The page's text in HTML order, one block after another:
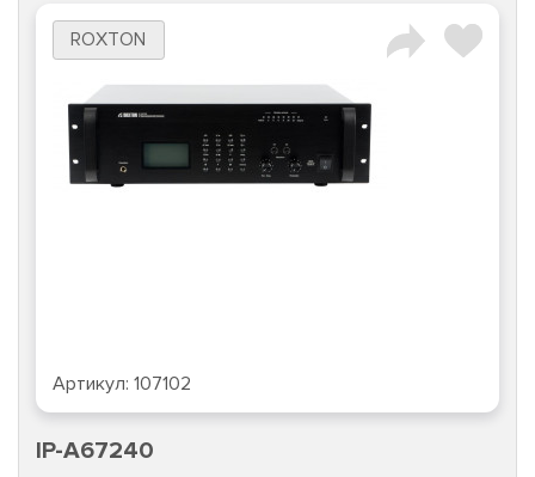
ROXTON
Артикул: 107102
IP-A67240